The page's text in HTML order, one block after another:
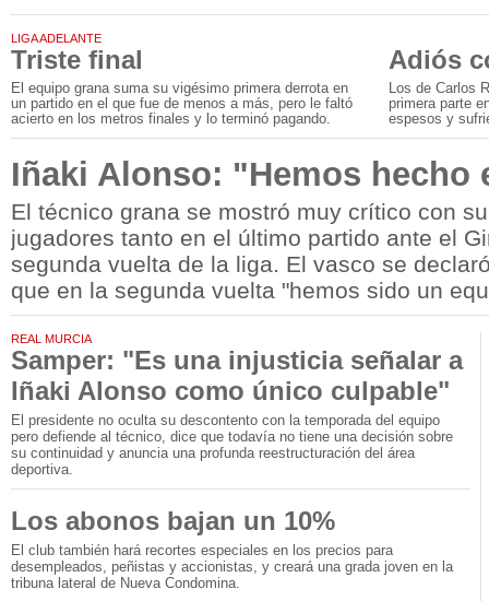
LIGA ADELANTE
Triste final Adiós
El equipo grana suma su vigésimo primera derrota en
un partido en el que fue de menos a más, pero le faltó
acierto en los metros finales y lo terminó pagando.
Los de Carlos
primera parte
espesos y
Iñaki Alonso: "Hemos hecho
El técnico grana se mostró muy crítico con
jugadores tanto en el último partido ante el
segunda vuelta de la liga. El vasco se
que en la segunda vuelta "hemos sido un
REAL MURCIA
Samper: "Es una injusticia señalar a
Iñaki Alonso como único culpable"
El presidente no oculta su descontento con la temporada del equipo
pero defiende al técnico, dice que todavía no tiene una decisión sobre
su continuidad y anuncia una profunda reestructuración del área
deportiva.
Los abonos bajan un 10%
El club también hará recortes especiales en los precios para
desempleados, peñistas y accionistas, y creará una grada joven en la
tribuna lateral de Nueva Condomina.